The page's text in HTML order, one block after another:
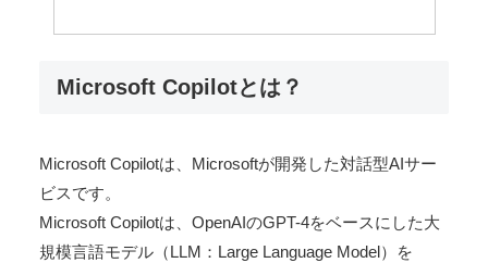
Microsoft Copilotとは？
Microsoft Copilotは、Microsoftが開発した対話型AIサー
ビスです。
Microsoft Copilotは、OpenAIのGPT-4をベースにした大
規模言語モデル（LLM：Large Language Model）を